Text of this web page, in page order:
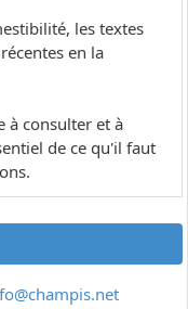
les textes
en la
à consulter et à
de ce qu'il faut